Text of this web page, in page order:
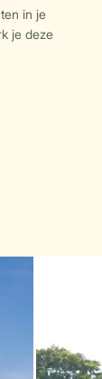
in je
je deze